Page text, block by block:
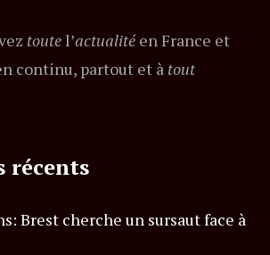
toutel’actualitéen France et
continu, partout et à tout
récents
Brest cherche un sursaut face à